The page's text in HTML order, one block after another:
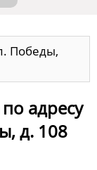
Победы,
адресу
д. 108